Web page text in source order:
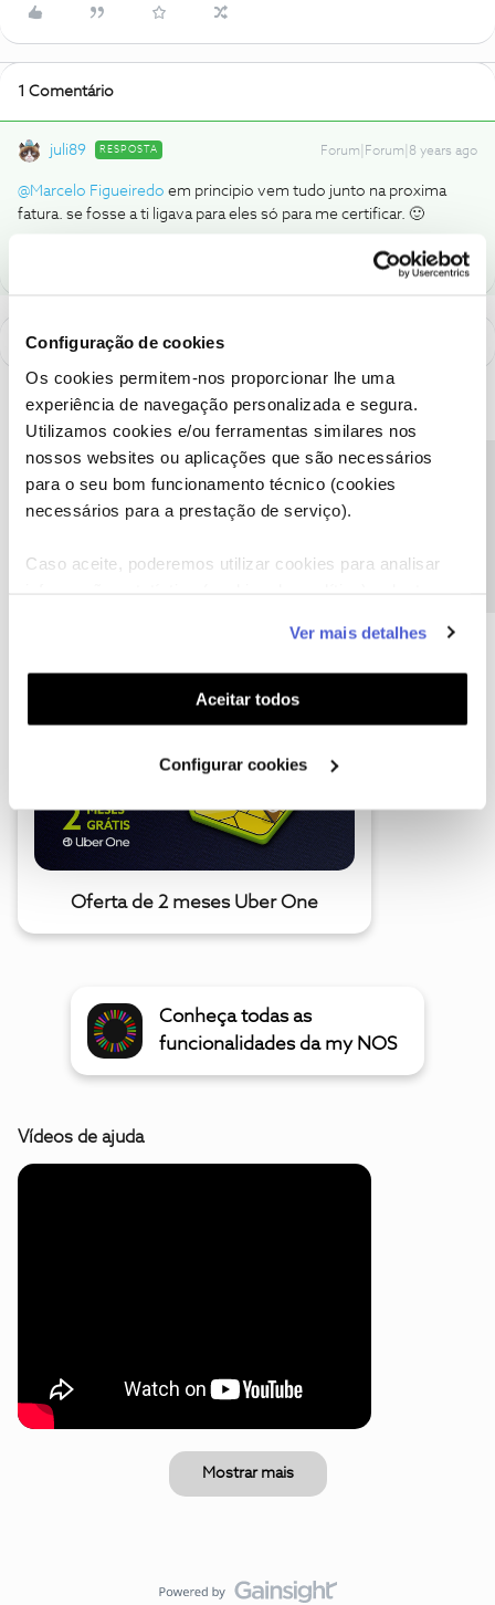
Configuração de cookies
Os cookies permitem-nos proporcionar lhe uma
experiência de navegação personalizada e segura.
Utilizamos cookies e/ou ferramentas similares nos
nossos websites ou aplicações que são necessários
para o seu bom funcionamento técnico (cookies
necessários para a prestação de serviço).
Caso aceite, poderemos utilizar cookies para analisar
funcionalidades (cookies de personalização e
funcionalidade) e adaptar anúncios aos seus interesses
(cookies de publicidade personalizada). Pode gerir a
utilização dos cookies clicando em "Configurar
Ver mais detalhes
Aceitar todos
Configurar cookies
1 Comentário
juli89 RESPOSTA Forum|Forum|8 years ago
@Marcelo Figueiredo em principio vem tudo junto na proxima
fatura. se fosse a ti ligava para eles só para me certificar. 🙂
A poupança que COMBINA
Oferta de 2 meses Uber One
Conheça todas as
funcionalidades da my NOS
Vídeos de ajuda
Mostrar mais